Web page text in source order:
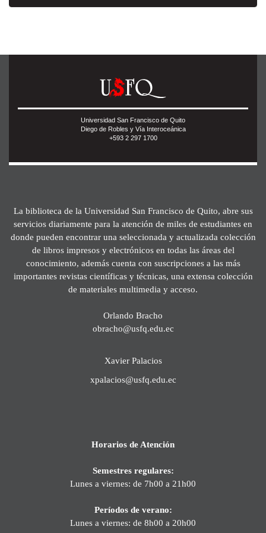
Universidad San Francisco de Quito
Diego de Robles y Vía Interoceánica
+593 2 297 1700
La biblioteca de la Universidad San Francisco de Quito, abre sus
servicios diariamente para la atención de miles de estudiantes en
donde pueden encontrar una seleccionada y actualizada colección
de libros impresos y electrónicos en todas las áreas del
conocimiento, además cuenta con suscripciones a las más
importantes revistas científicas y técnicas, una extensa colección
de materiales multimedia y acceso.
Orlando Bracho
obracho@usfq.edu.ec
Xavier Palacios
xpalacios@usfq.edu.ec
Horarios de Atención
Semestres regulares:
Lunes a viernes: de 7h00 a 21h00
Períodos de verano:
Lunes a viernes: de 8h00 a 20h00